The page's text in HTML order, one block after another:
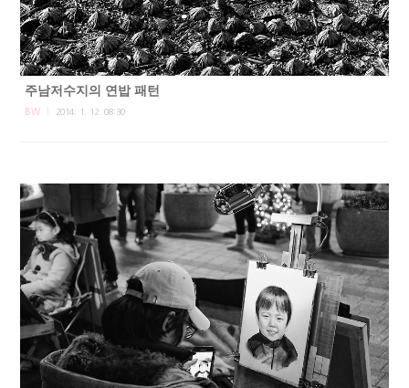
주남저수지의 연밥 패턴
BW 2014. 1. 12. 08:30